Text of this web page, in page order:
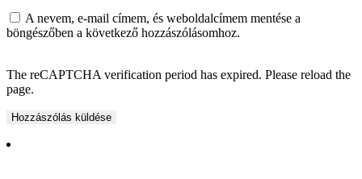
A nevem, e-mail címem, és weboldalcímem mentése a
böngészőben a következő hozzászólásomhoz.
The reCAPTCHA verification period has expired. Please reload the
page.